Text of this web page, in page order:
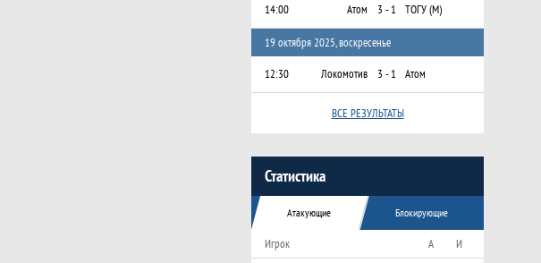
14:00 Атом 3 - 1 ТОГУ (М)
19 октября 2025, воскресенье
12:30 Локомотив 3 - 1 Атом
ВСЕ РЕЗУЛЬТАТЫ
Статистика
Атакующие Блокирующие
Игрок А И